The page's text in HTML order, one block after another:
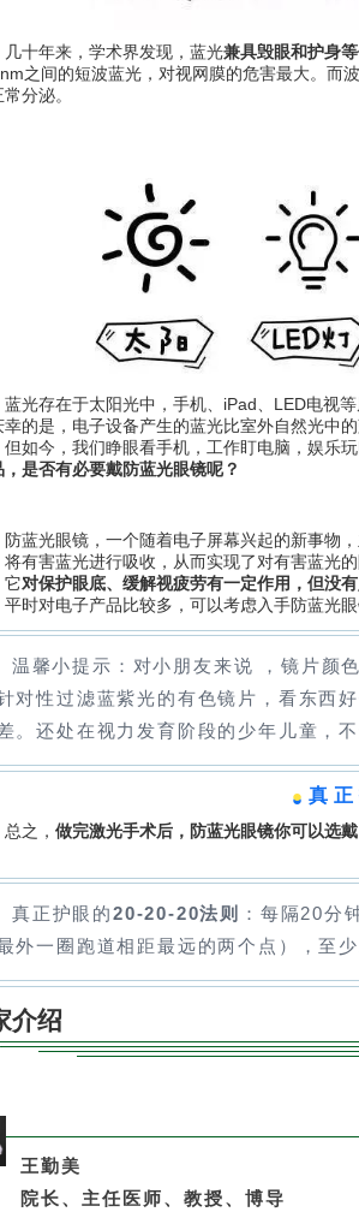
几十年来，学术界发现，蓝光兼具毁眼和护身
之间的短波蓝光，对视网膜的危害最大。而
分泌。
蓝光存在于太阳光中，手机、iPad、LED电视
幸的是，电子设备产生的蓝光比室外自然光中
但如今，我们睁眼看手机，工作盯电脑，娱乐
，是否有必要戴防蓝光眼镜呢？
防蓝光眼镜，一个随着电子屏幕兴起的新事物
将有害蓝光进行吸收，从而实现了对有害蓝光的
它对保护眼底、缓解视疲劳有一定作用，但没
平时对电子产品比较多，可以考虑入手防蓝光
温馨小提示：对小朋友来说 ，镜片颜
对性过滤蓝紫光的有色镜片，看东西
。还处在视力发育阶段的少年儿童，不
●真
总之， 做完激光手术后，防蓝光眼镜你可以选
真正护眼的20-20-20法则
：每隔20分
外一圈跑道相距最远的两个点），至少
介绍
王勤美
院长、主任医师、教授、博导